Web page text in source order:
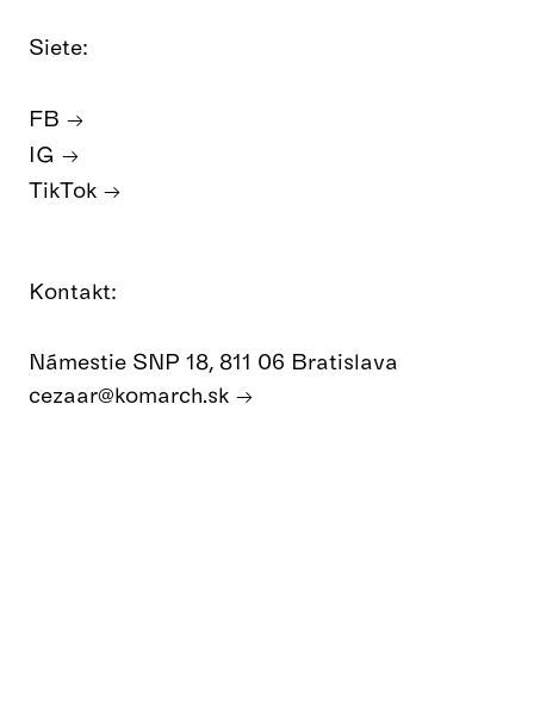
Kontakt:
Námestie SNP 18, 811 06 Bratislava
cezaar@komarch.sk
Siete:
FB
IG
TikTok